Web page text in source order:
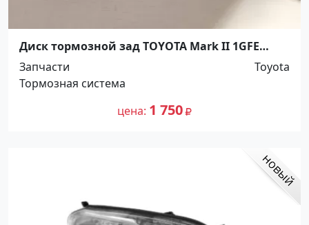
Диск тормозной зад TOYOTA Mark II 1GFE
Краснодар
Запчасти
Toyota
Тормозная система
цена 1 750